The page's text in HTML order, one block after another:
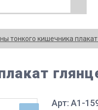
тонкого кишечника
Арт: A1-